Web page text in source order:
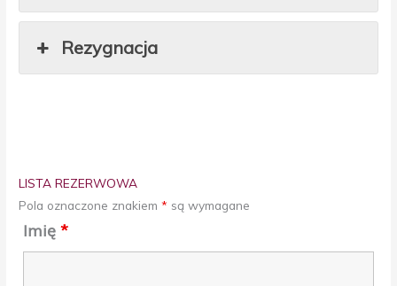
Rezygnacja
LISTA REZERWOWA
Pola oznaczone znakiem* są wymagane
Imię*